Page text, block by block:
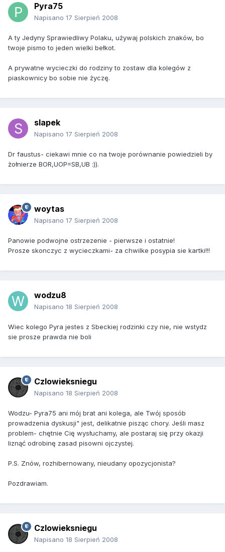
Pyra75
Napisano 17 Sierpień 2008
A ty Jedyny Sprawiedliwy Polaku, używaj polskich znaków, bo
twoje pismo to jeden wielki bełkot.
A prywatne wycieczki do rodziny to zostaw dla kolegów z
piaskownicy bo sobie nie życzę.
slapek
Napisano 17 Sierpień 2008
Dr faustus- ciekawi mnie co na twoje porównanie powiedzieli by
żołnierze BOR,UOP=SB,UB :)).
woytas
Napisano 17 Sierpień 2008
Panowie podwojne ostrzezenie - pierwsze i ostatnie!
Prosze skonczyc z wycieczkami- za chwilke posypia sie kartki!!!
wodzu8
Napisano 18 Sierpień 2008
Wiec kolego Pyra jestes z Sbeckiej rodzinki czy nie, nie wstydz
sie prosze prawda nie boli
Czlowieksniegu
Napisano 18 Sierpień 2008
Wodzu- Pyra75 ani mój brat ani kolega, ale Twój sposób
prowadzenia dyskusji" jest, delikatnie pisząc chory. Jeśli masz
problem- chętnie Cię wysłuchamy, ale postaraj się przy okazji
liznąć odrobinę zasad pisowni ojczystej.
P.S. Znów, rozhibernowany, nieudany opozycjonista?
Pozdrawiam.
Czlowieksniegu
Napisano 18 Sierpień 2008